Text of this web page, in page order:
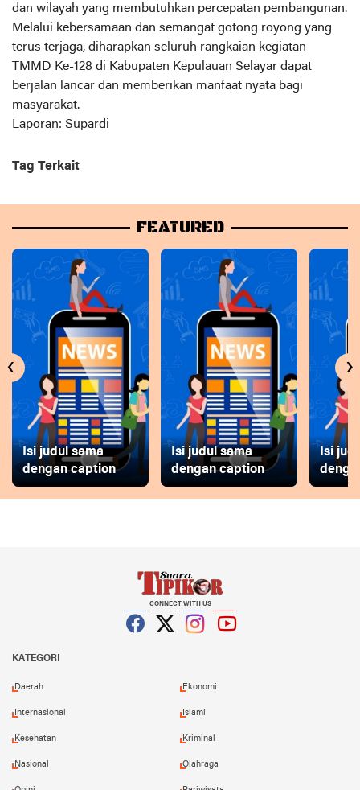
dan wilayah yang membutuhkan percepatan pembangunan.
Melalui kebersamaan dan semangat gotong royong yang
terus terjaga, diharapkan seluruh rangkaian kegiatan
TMMD Ke-128 di Kabupaten Kepulauan Selayar dapat
berjalan lancar dan memberikan manfaat nyata bagi
masyarakat.
Laporan: Supardi
Tag Terkait
FEATURED
Isi judul sama
dengan caption
Isi judul sama
dengan caption
Isi
‹ ›
CONNECT WITH US
KATEGORI
Daerah Ekonomi
Internasional Islami
Kesehatan Kriminal
Nasional Olahraga